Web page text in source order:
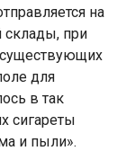
на
склады, при
для
в так
сигареты
и пыли».